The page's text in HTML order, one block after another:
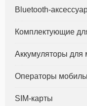
Bluetooth-
Комплектующие
Аккумуляторы для
Операторы
SIM-карты